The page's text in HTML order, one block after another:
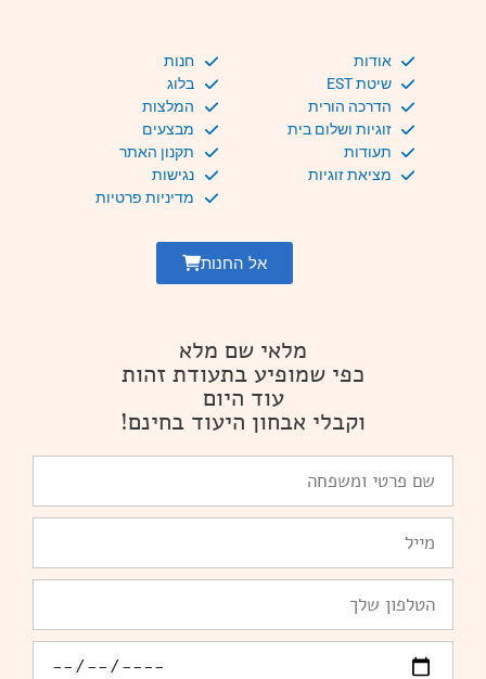
אודות
שיטת EST
הדרכה הורית
זוגיות ושלום בית
תעודות
מציאת זוגיות
חנות
בלוג
המלצות
מבצעים
תקנון האתר
נגישות
מדיניות פרטיות
אל החנות
מלאי שם מלא
כפי שמופיע בתעודת זהות
עוד היום
וקבלי אבחון היעוד בחינם!
פרטי
ומשפחה